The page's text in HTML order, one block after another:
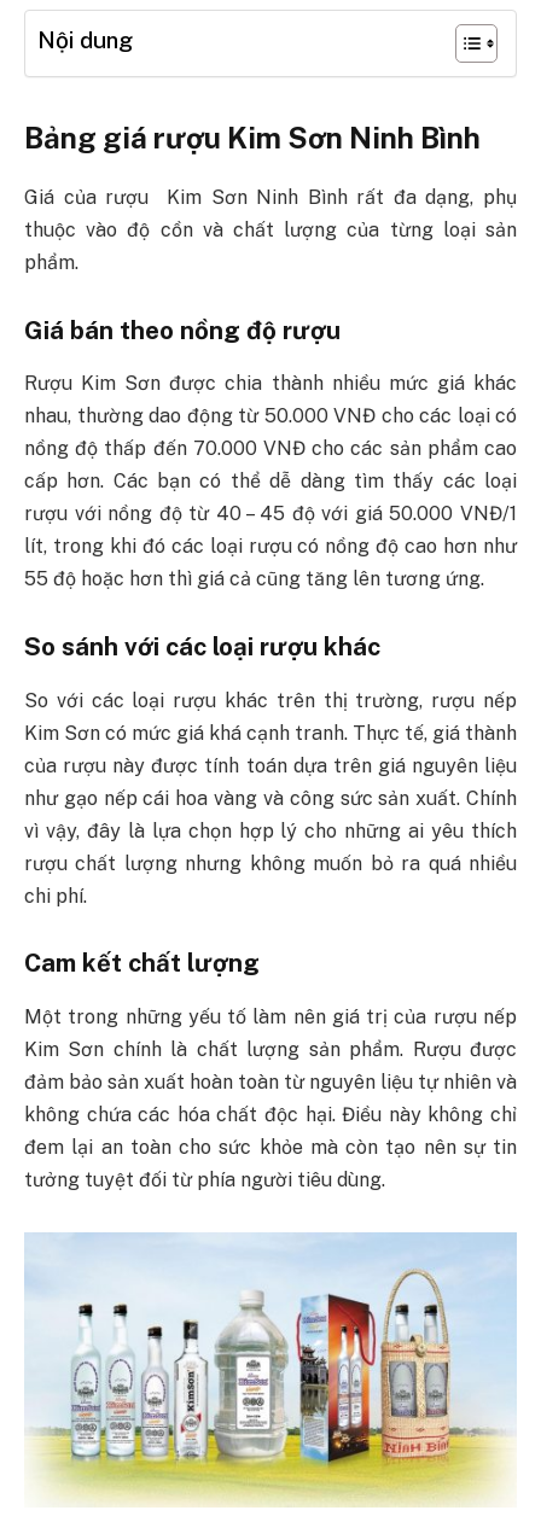
Nội dung
Bảng giá rượu Kim Sơn Ninh Bình
Giá của rượu Kim Sơn Ninh Bình rất đa dạng, phụ
thuộc vào độ cồn và chất lượng của từng loại sản
phẩm.
Giá bán theo nồng độ rượu
Rượu Kim Sơn được chia thành nhiều mức giá khác
nhau, thường dao động từ 50.000 VNĐ cho các loại có
nồng độ thấp đến 70.000 VNĐ cho các sản phẩm cao
cấp hơn. Các bạn có thể dễ dàng tìm thấy các loại
rượu với nồng độ từ 40 – 45 độ với giá 50.000 VNĐ/1
lít, trong khi đó các loại rượu có nồng độ cao hơn như
55 độ hoặc hơn thì giá cả cũng tăng lên tương ứng.
So sánh với các loại rượu khác
So với các loại rượu khác trên thị trường, rượu nếp
Kim Sơn có mức giá khá cạnh tranh. Thực tế, giá thành
của rượu này được tính toán dựa trên giá nguyên liệu
như gạo nếp cái hoa vàng và công sức sản xuất. Chính
vì vậy, đây là lựa chọn hợp lý cho những ai yêu thích
rượu chất lượng nhưng không muốn bỏ ra quá nhiều
chi phí.
Cam kết chất lượng
Một trong những yếu tố làm nên giá trị của rượu nếp
Kim Sơn chính là chất lượng sản phẩm. Rượu được
đảm bảo sản xuất hoàn toàn từ nguyên liệu tự nhiên và
không chứa các hóa chất độc hại. Điều này không chỉ
đem lại an toàn cho sức khỏe mà còn tạo nên sự tin
tưởng tuyệt đối từ phía người tiêu dùng.